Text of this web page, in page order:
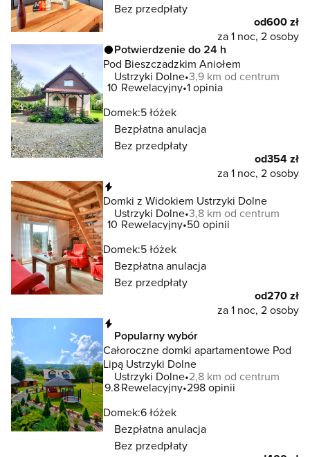
Bez przedpłaty
od600 zł
za 1 noc, 2 osoby
Potwierdzenie do 24 h
Pod Bieszczadzkim Aniołem
Ustrzyki Dolne 3,9 km od centrum
10 Rewelacyjny 1 opinia
Domek:5 łóżek
Bezpłatna anulacja
Bez przedpłaty
od354 zł
za 1 noc, 2 osoby
Domki z Widokiem Ustrzyki Dolne
Ustrzyki Dolne 3,8 km od centrum
10 Rewelacyjny 50 opinii
Domek:5 łóżek
Bezpłatna anulacja
Bez przedpłaty
od270 zł
za 1 noc, 2 osoby
Popularny wybór
Całoroczne domki apartamentowe Pod
Lipą Ustrzyki Dolne
Ustrzyki Dolne 2,8 km od centrum
9.8Rewelacyjny 298 opinii
Domek:6 łóżek
Bezpłatna anulacja
Bez przedpłaty